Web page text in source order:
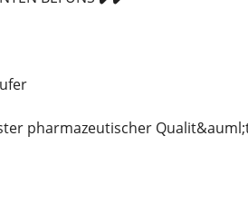
pharmazeutischer